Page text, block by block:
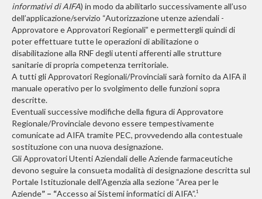
informativi di AIFA) in modo da abilitarlo successivamente all’uso
dell’applicazione/servizio “Autorizzazione utenze aziendali -
Approvatore e Approvatori Regionali” e permettergli quindi di
poter effettuare tutte le operazioni di abilitazione o
disabilitazione alla RNF degli utenti afferenti alle strutture
sanitarie di propria competenza territoriale.
A tutti gli Approvatori Regionali/Provinciali sarà fornito da AIFA il
manuale operativo per lo svolgimento delle funzioni sopra
descritte.
Eventuali successive modifiche della figura di Approvatore
Regionale/Provinciale devono essere tempestivamente
comunicate ad AIFA tramite PEC, provvedendo alla contestuale
sostituzione con una nuova designazione.
Gli Approvatori Utenti Aziendali delle Aziende farmaceutiche
devono seguire la consueta modalità di designazione descritta sul
Portale Istituzionale dell’Agenzia alla sezione “Area per le
Aziende” – “Accesso ai Sistemi informatici di AIFA”.1